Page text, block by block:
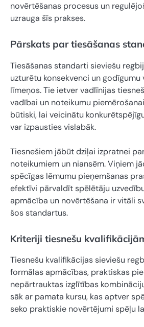
novērtēšanas procesus un
uzrauga šīs prakses.
Pārskats par tiesāšanas
Tiesāšanas standarti sieviešu
uzturētu konsekvenci un godīgumu
līmeņos. Tie ietver vadlīnijas
vadībai un noteikumu
būtiski, lai veicinātu
var izpausties vislabāk.
Tiesnešiem jābūt dziļai izpratnei
noteikumiem un niansēm. Viņiem
spēcīgas lēmumu pieņemšanas
efektīvi pārvaldīt spēlētāju
apmācība un novērtēšana ir vitāli
šos standartus.
Kriteriji tiesnešu
Tiesnešu kvalifikācijas sieviešu
formālas apmācības, praktiskas
nepārtrauktas izglītības
sāk ar pamata kursu, kas aptver
seko praktiskie novērtējumi spēļu